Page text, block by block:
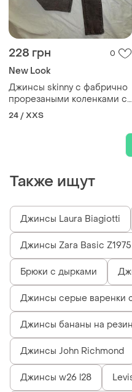
228 грн 0
New Look
Джинсы skinny с фабрично
прорезаными коленками с
высокой посадкой .новые!
915 generation
24 / XXS
Также ищут
Джинсы Laura Biagiotti
Джинсы Zara Basic
Брюки с дырками
Джинсы серые варенки
Джинсы бананы на
Джинсы John Richmond
Джинсы w26 l28